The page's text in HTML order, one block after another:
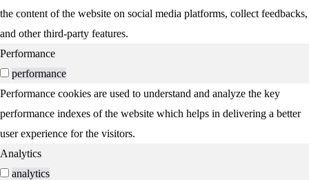
the content of the website on social media platforms, collect feedbacks,
and other third-party features.
Performance
performance
Performance cookies are used to understand and analyze the key
performance indexes of the website which helps in delivering a better
user experience for the visitors.
Analytics
analytics